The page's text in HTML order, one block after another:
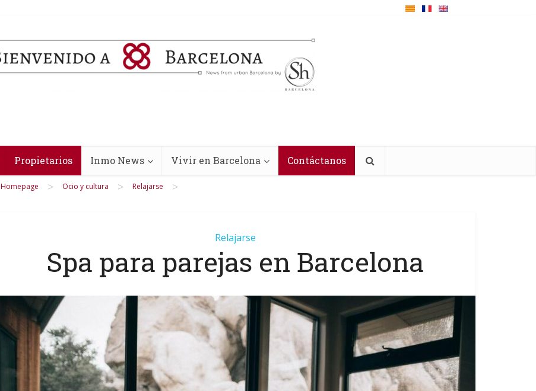
Propietarios Inmo News Vivir en Barcelona Contáctanos
Homepage > Ocio y cultura > Relajarse >
Relajarse
Spa para parejas en Barcelona